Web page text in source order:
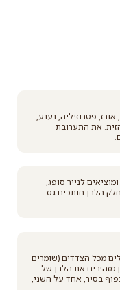
פטרוזיליה, נענע,
את התערובת
לנייר סופג,
הלבן חותכים גס
מילוי ומקפלים מכל הצדדים (שומרים
מזהיבים את הלבן של
בסיר, אחד על השני,